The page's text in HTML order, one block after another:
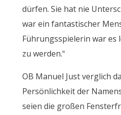
dürfen. Sie hat nie
war ein fantastischer
Führungsspielerin war es
zu werden.“
OB Manuel Just verglich
Persönlichkeit der
seien die großen